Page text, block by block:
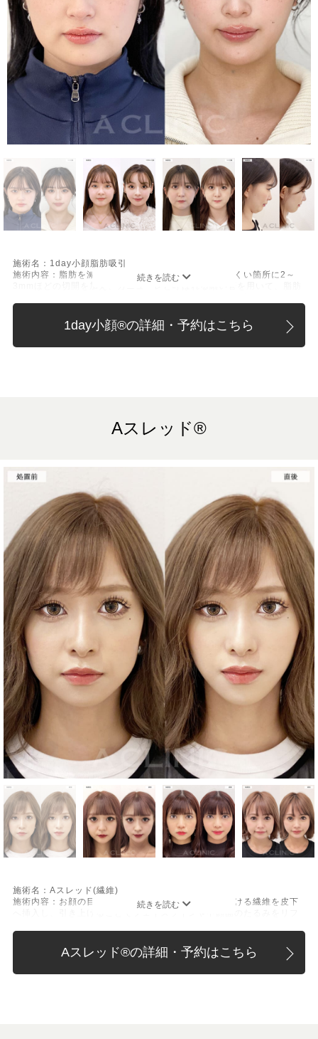
施術名：1day小顔脂肪吸引
施術内容：脂肪を減らしたい箇所に合わせて目立ちにくい箇所に2～
繊維をお顔の目立たない部分から皮下へ挿入し、皮膚を内側から引き
上げて固定します。
施術時間：約30分程
リスク、副作用：赤み、熱感、痛み、しびれ、むくみ、内出血、引き
オプション：笑気麻酔 3,300円(税込)
1day小顔®︎の詳細・予約はこちら
Aスレッド®︎
施術名：Aスレッド(繊維)
施術内容：お顔の目立たない箇所もしくは口腔から溶ける繊維を皮下
ラスチンが生成されるため、長期的な美肌効果、肌質の改善効果、将
来的なシワやたるみの予防効果が期待できます。
施術時間：約15〜20分程
リスク、副作用：腫れ、内出血、疼痛、頭痛、引き攣れ感などが生じ
Aスレッド®︎の詳細・予約はこちら